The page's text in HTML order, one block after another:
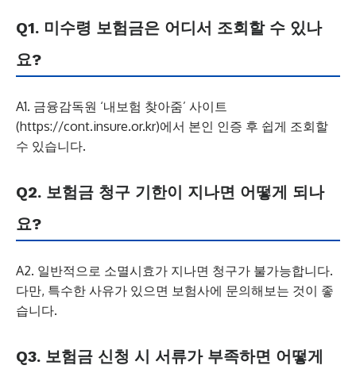
Q1. 미수령 보험금은 어디서 조회할 수 있나
요?
A1. 금융감독원 ‘내보험 찾아줌’ 사이트
(https://cont.insure.or.kr)에서 본인 인증 후 쉽게 조회할
수 있습니다.
Q2. 보험금 청구 기한이 지나면 어떻게 되나
요?
A2. 일반적으로 소멸시효가 지나면 청구가 불가능합니다.
다만, 특수한 사유가 있으면 보험사에 문의해보는 것이 좋
습니다.
Q3. 보험금 신청 시 서류가 부족하면 어떻게